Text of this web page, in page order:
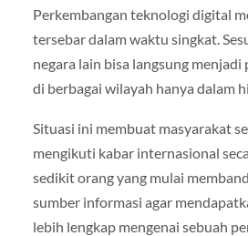
Perkembangan teknologi digital
tersebar dalam waktu singkat.
negara lain bisa langsung
di berbagai wilayah hanya dalam
Situasi ini membuat masyarakat
mengikuti kabar internasional
sedikit orang yang mulai
sumber informasi agar
lebih lengkap mengenai sebuah